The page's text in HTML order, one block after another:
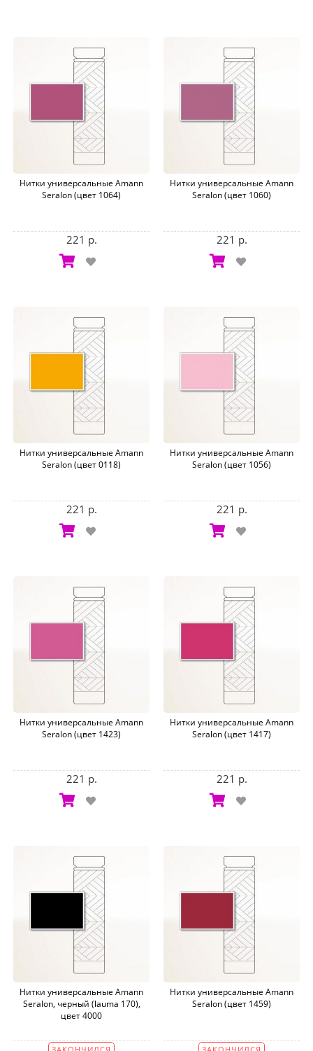
Нитки универсальные Amann
Seralon (цвет 1064)
221 р.
Нитки универсальные Amann
Seralon (цвет 1060)
221 р.
Нитки универсальные Amann
Seralon (цвет 0118)
221 р.
Нитки универсальные Amann
Seralon (цвет 1056)
221 р.
Нитки универсальные Amann
Seralon (цвет 1423)
221 р.
Нитки универсальные Amann
Seralon (цвет 1417)
221 р.
Нитки универсальные Amann
Seralon, черный (lauma 170),
цвет 4000
Нитки универсальные Amann
Seralon (цвет 1459)